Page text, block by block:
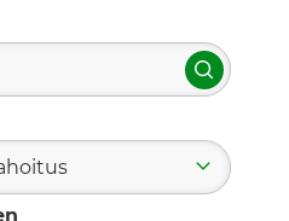
Hae